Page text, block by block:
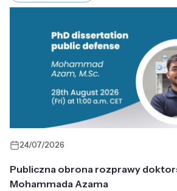
24/07/2026
Publiczna obrona rozprawy
Mohammada Azama